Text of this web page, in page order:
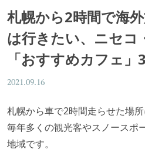
札幌から2時間で海
は行きたい、ニセコ
「おすすめカフェ」
2021.09.16
札幌から車で2時間走らせた場所
毎年多くの観光客やスノースポ
地域です。